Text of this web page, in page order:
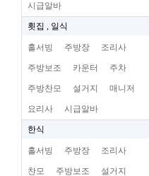
시급알바
횟집 , 일식
홀서빙 주방장 조리사
주방보조 카운터 주차
주방찬모 설거지 매니저
요리사 시급알바
한식
홀서빙 주방장 조리사
찬모 주방보조 설거지